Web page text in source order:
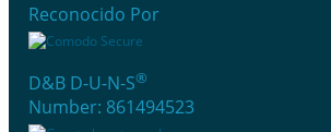
Reconocido Por
D&B D-U-N-S®
Number: 861494523